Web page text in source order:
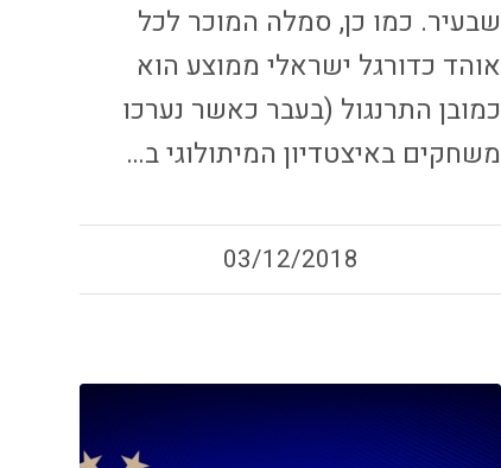
שבעיר. כמו כן, סמלה המוכר לכל
אוהד כדורגל ישראלי ממוצע הוא
כמובן התרנגול (בעבר כאשר נערכו
משחקים באיצטדיון המיתולוגי ב…
03/12/2018